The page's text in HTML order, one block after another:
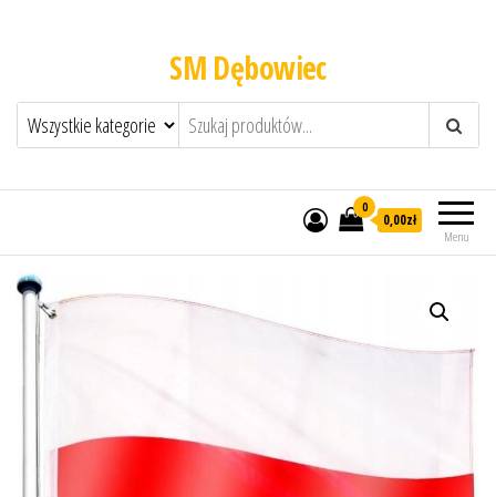
SM Dębowiec
Menu
0
0,00zł